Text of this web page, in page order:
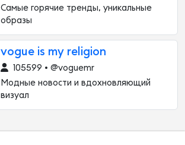
Самые горячие тренды, уникальные
образы
vogue is my religion
105599 • @voguemr
Модные новости и вдохновляющий
визуал